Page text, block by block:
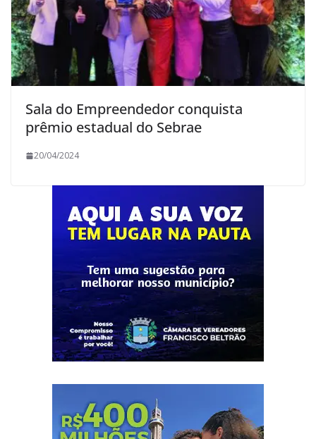
Sala do Empreendedor conquista
prêmio estadual do Sebrae
20/04/2024